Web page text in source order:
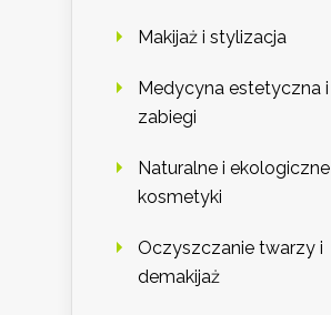
Makijaż i stylizacja
Medycyna estetyczna i
zabiegi
Naturalne i ekologiczne
kosmetyki
Oczyszczanie twarzy i
demakijaż